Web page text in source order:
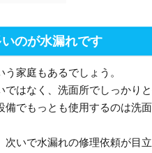
のが水漏れです
家庭もあるでしょう。
はなく、洗面所でしっかり
でもっとも使用するのは洗面
いで水漏れの修理依頼が目立